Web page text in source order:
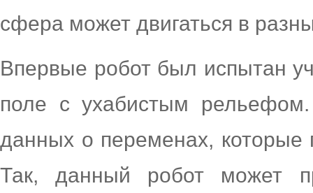
сфера может двигаться в
Впервые робот был испытан
поле с ухабистым
данных о переменах,
Так, данный робот может